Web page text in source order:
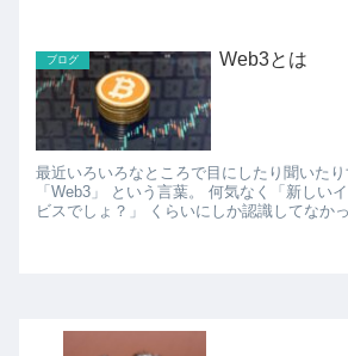
ブログ Web3とは
最近いろいろなところで目にしたり聞いたり
「Web3」 という言葉。 何気なく「新しいインターネットのサー
ビスでしょ？」 くらいにしか認識してなかったんですが、 最新号